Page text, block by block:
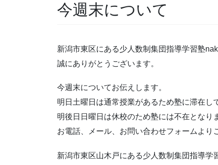
今週末について
新潟市東区にある少人数制集団指導学習塾
誠にありがとうございます。
今週末についてお伝えします。
明日土曜日は通常授業があるため塾に滞在し
明後日日曜日は休校のため塾には不在となり
お電話、メール、お問い合わせフォームより
新潟市東区山木戸にある少人数制集団指導学